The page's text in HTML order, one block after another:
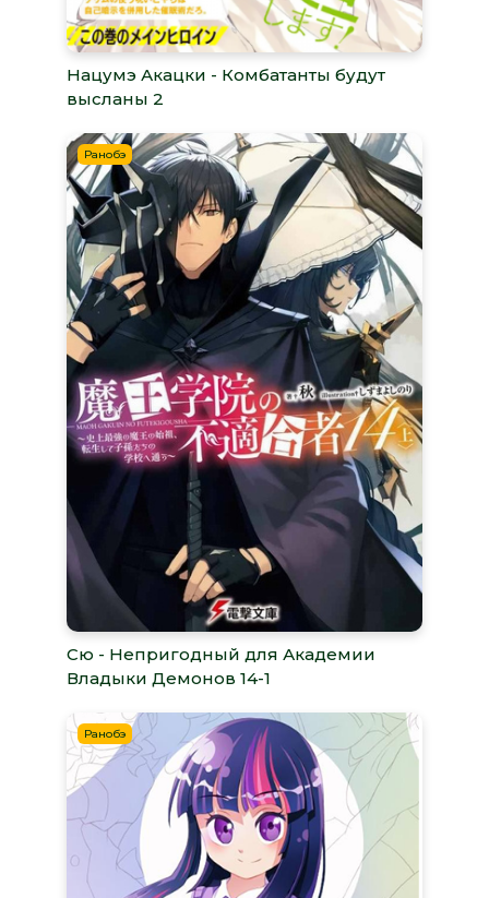
Нацумэ Акацки - Комбатанты будут
высланы 2
Ранобэ
Сю - Непригодный для Академии
Владыки Демонов 14-1
Ранобэ